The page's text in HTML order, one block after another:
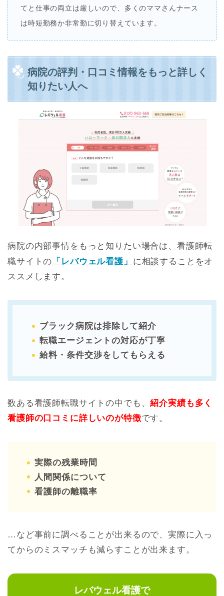
てと仕事の両立は厳しいので、多くのママさんナース
は時短勤務か非常勤に切り替えています。
病院の評判・口コミ情報をもっと詳しく
知りたい人へ
病院の内部事情をもっと知りたい場合は、看護師転
職サイトの 「レバウェル看護」
に相談することをオ
ススメします。
ブラック病院は排除して紹介
転職エージェントの対応が丁寧
給料・条件交渉をしてもらえる
数ある看護師転職サイトの中でも、紹介実績も多く
看護師の口コミに詳しいのが特徴です。
実際の残業時間
人間関係について
看護師の離職率
…など事前に調べることが出来るので、実際に入っ
てからのミスマッチも減らすことが出来ます。
レバウェル看護で